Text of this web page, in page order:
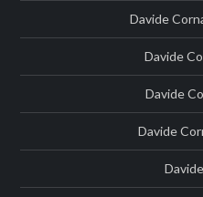
Davide
Davide
Davide
Davide